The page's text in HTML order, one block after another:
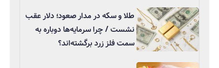
طلا و سکه در مدار صعود؛ دلار عقب
نشست / چرا سرمایه‌ها دوباره به
سمت فلز زرد برگشته‌اند؟